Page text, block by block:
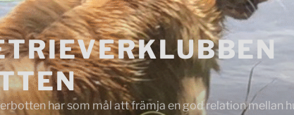
har som mål att främja en god relation mellan